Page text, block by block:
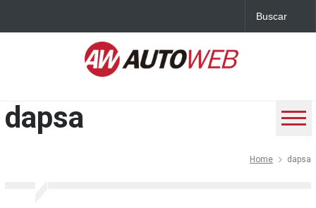
dapsa
Home dapsa